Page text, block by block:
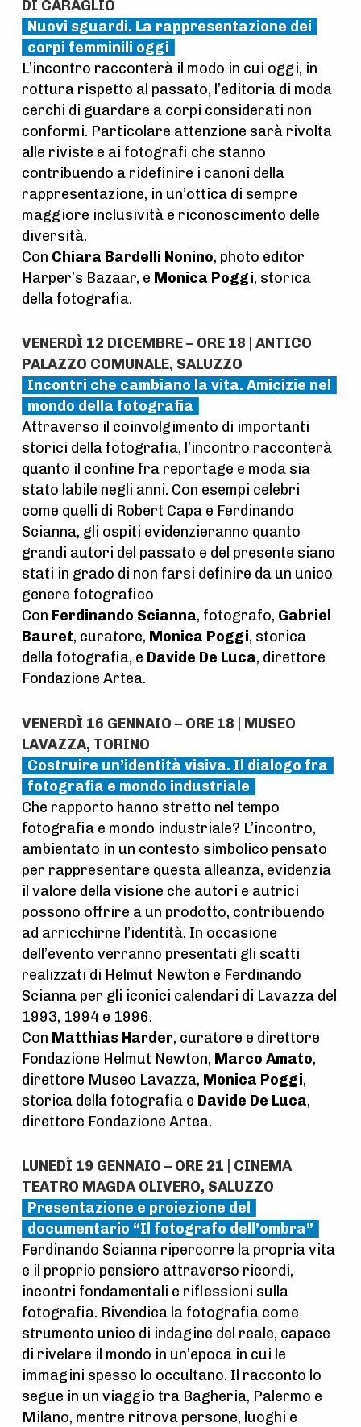
DI CARAGLIO
Nuovi sguardi. La rappresentazione dei
corpi femminili oggi
L’incontro racconterà il modo in cui oggi, in
rottura rispetto al passato, l’editoria di moda
cerchi di guardare a corpi considerati non
conformi. Particolare attenzione sarà rivolta
alle riviste e ai fotografi che stanno
contribuendo a ridefinire i canoni della
rappresentazione, in un’ottica di sempre
maggiore inclusività e riconoscimento delle
diversità.
Con Chiara Bardelli Nonino, photo editor
Harper’s Bazaar, e Monica Poggi, storica
della fotografia.
VENERDÌ 12 DICEMBRE – ORE 18 | ANTICO
PALAZZO COMUNALE, SALUZZO
Incontri che cambiano la vita. Amicizie nel
mondo della fotografia
Attraverso il coinvolgimento di importanti
storici della fotografia, l’incontro racconterà
quanto il confine fra reportage e moda sia
stato labile negli anni. Con esempi celebri
come quelli di Robert Capa e Ferdinando
Scianna, gli ospiti evidenzieranno quanto
grandi autori del passato e del presente siano
stati in grado di non farsi definire da un unico
genere fotografico
Con Ferdinando Scianna, fotografo, Gabriel
Bauret, curatore, Monica Poggi, storica
della fotografia, e Davide De Luca, direttore
Fondazione Artea.
VENERDÌ 16 GENNAIO – ORE 18 | MUSEO
LAVAZZA, TORINO
Costruire un’identità visiva. Il dialogo fra
fotografia e mondo industriale
Che rapporto hanno stretto nel tempo
fotografia e mondo industriale? L’incontro,
ambientato in un contesto simbolico pensato
per rappresentare questa alleanza, evidenzia
il valore della visione che autori e autrici
possono offrire a un prodotto, contribuendo
ad arricchirne l’identità. In occasione
dell’evento verranno presentati gli scatti
realizzati di Helmut Newton e Ferdinando
Scianna per gli iconici calendari di Lavazza del
1993, 1994 e 1996.
Con Matthias Harder, curatore e direttore
Fondazione Helmut Newton, Marco Amato,
direttore Museo Lavazza, Monica Poggi,
storica della fotografia e Davide De Luca,
direttore Fondazione Artea.
LUNEDÌ 19 GENNAIO – ORE 21 | CINEMA
TEATRO MAGDA OLIVERO, SALUZZO
Presentazione e proiezione del
documentario “Il fotografo dell’ombra”
Ferdinando Scianna ripercorre la propria vita
e il proprio pensiero attraverso ricordi,
incontri fondamentali e riflessioni sulla
fotografia. Rivendica la fotografia come
strumento unico di indagine del reale, capace
di rivelare il mondo in un’epoca in cui le
immagini spesso lo occultano. Il racconto lo
segue in un viaggio tra Bagheria, Palermo e
Milano, mentre ritrova persone, luoghi e